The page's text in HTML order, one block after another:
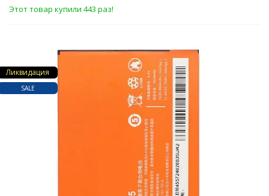
Этот товар купили 443 раз!
Ликвидация
SALE